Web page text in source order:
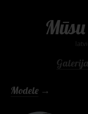
Modele →